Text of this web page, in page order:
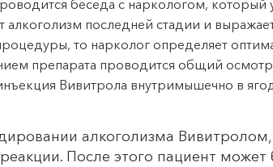
беседа с наркологом,
алкоголизм последней стадии и
то нарколог определяет
препарата проводится общий
Вивитрола внутримышечно в
алкоголизма
После этого пациент